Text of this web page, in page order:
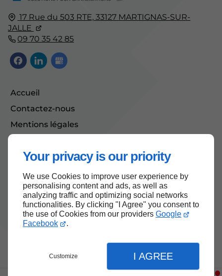
Your privacy is our priority
We use Cookies to improve user experience by
personalising content and ads, as well as
analyzing traffic and optimizing social networks
functionalities. By clicking "I Agree" you consent to
the use of Cookies from our providers Google
Facebook
.
Customize I AGREE
17 Rue du 503 RTE, 33127 MARTIGNAS-SUR-
JALLE
09 70 35 42 85
Accueil
Contactez-nous
Mentions légales
Haut de page